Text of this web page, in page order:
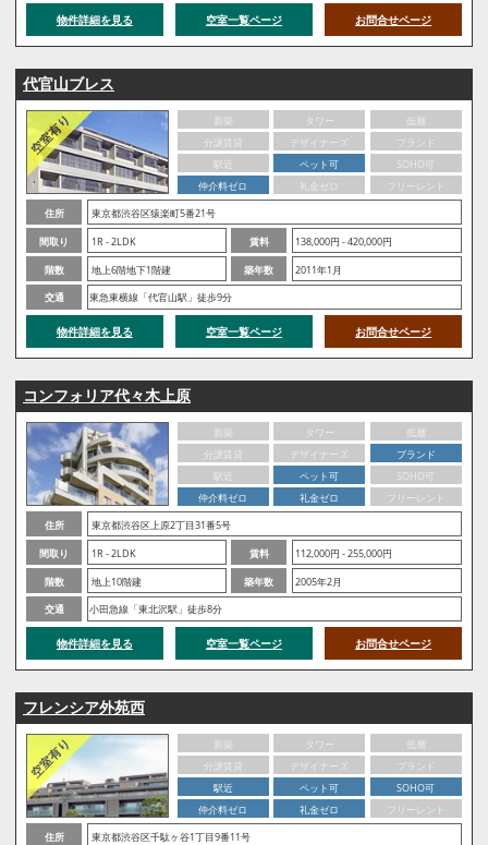
物件詳細を見る 空室一覧ページ お問合せページ
代官山ブレス
新築 タワー
低層
分譲賃貸
デザイナーズ
ブランド
駅近
ペット可
SOHO可
仲介料ゼロ
礼金ゼロ
フリーレント
住所
東京都渋谷区猿楽町5番21号
間取り
1R - 2LDK 賃料
138,000円 - 420,000円
階数
地上6階地下1階建 築年数
2011年1月
交通
東急東横線「代官山駅」徒歩9分
物件詳細を見る 空室一覧ページ お問合せページ
コンフォリア代々木上原
新築 タワー
低層
分譲賃貸
デザイナーズ
ブランド
駅近
ペット可
SOHO可
仲介料ゼロ
礼金ゼロ
フリーレント
住所
東京都渋谷区上原2丁目31番5号
間取り
1R - 2LDK 賃料
112,000円 - 255,000円
階数
地上10階建 築年数
2005年2月
交通
小田急線「東北沢駅」徒歩8分
物件詳細を見る 空室一覧ページ お問合せページ
フレンシア外苑西
新築 タワー
低層
分譲賃貸
デザイナーズ
ブランド
駅近
ペット可
SOHO可
仲介料ゼロ
礼金ゼロ
フリーレント
住所
東京都渋谷区千駄ヶ谷1丁目9番11号